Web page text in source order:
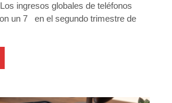
ingresos globales de teléfonos
un 7 en el segundo trimestre de